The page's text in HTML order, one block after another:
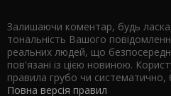
Залишаючи коментар, будь
тональність Вашого
реальних людей, що
пов'язані із цією новиною.
правила грубо чи систематично,
Повна версія правил